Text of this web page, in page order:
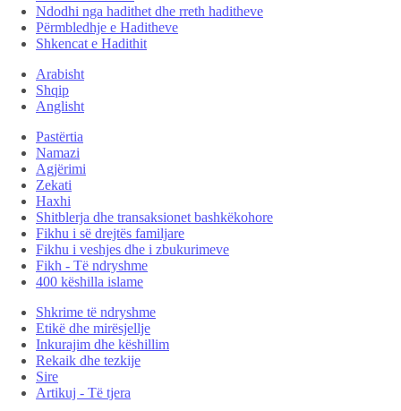
Ndodhi nga hadithet dhe rreth haditheve
Përmbledhje e Haditheve
Shkencat e Hadithit
Arabisht
Shqip
Anglisht
Pastërtia
Namazi
Agjërimi
Zekati
Haxhi
Shitblerja dhe transaksionet bashkëkohore
Fikhu i së drejtës familjare
Fikhu i veshjes dhe i zbukurimeve
Fikh - Të ndryshme
400 këshilla islame
Shkrime të ndryshme
Etikë dhe mirësjellje
Inkurajim dhe këshillim
Rekaik dhe tezkije
Sire
Artikuj - Të tjera